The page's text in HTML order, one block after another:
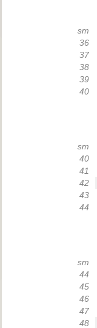
sm
36
37
38
39
40
sm
40
41
42
43
44
sm
44
45
46
47
48